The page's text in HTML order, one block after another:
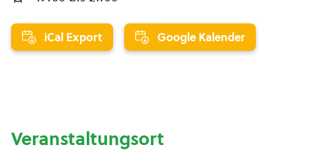
iCal Export Google Kalender
Veranstaltungsort